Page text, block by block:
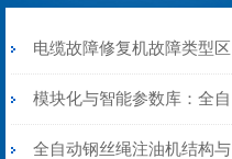
电缆故障修复机故障类型区
分指南：从“绝缘电
阻”到“波形特征”的精准诊
模块化与智能参数库：全自
动电缆修复机的快速换型逻
全自动钢丝绳注油机结构与